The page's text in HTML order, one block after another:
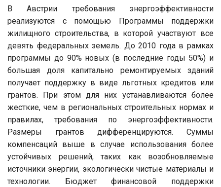
В Австрии требования энергоэффективности
реализуются с помощью Программы поддержки
жилищного строительства, в которой участвуют все
девять федеральных земель. До 2010 года в рамках
программы до 90% новых (в последние годы 50%) и
большая доля капитально ремонтируемых зданий
получает поддержку в виде льготных кредитов или
грантов. При этом для них устанавливаются более
жесткие, чем в региональных строительных нормах и
правилах, требования по энергоэффективности.
Размеры грантов дифференцируются. Суммы
компенсаций выше в случае использования более
устойчивых решений, таких как возобновляемые
источники энергии, экологически чистые материалы и
технологии. Бюджет финансовой поддержки